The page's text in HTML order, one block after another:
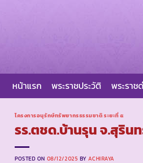
หน้าแรก พระราชประวัติ พระราช
โครงการอนุรักษ์ทรัพยากรธรรมชาติ ระยะที่ ๕
รร.ตชด.บ้านรุน จ.สุริน
POSTED ON 08/12/2025 BYACHIRAYA